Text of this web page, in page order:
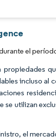
el
incluso al
utilizan
el